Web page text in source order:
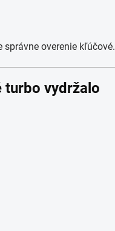
overenie kľúčové.
turbo vydržalo